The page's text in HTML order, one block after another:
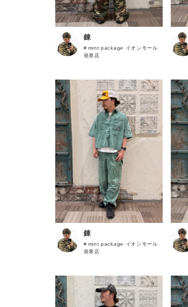
新規会員登録
錬
mint package イオンモール
発寒店
錬
mint package イオンモール
発寒店